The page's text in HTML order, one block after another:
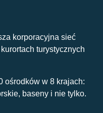
korporacyjna sieć
turystycznych
ośrodków w 8 krajach:
baseny i nie tylko.